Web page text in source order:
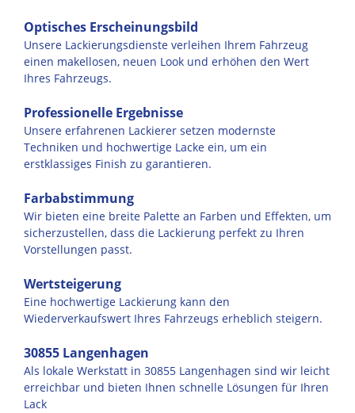
Optisches Erscheinungsbild
Unsere Lackierungsdienste verleihen Ihrem Fahrzeug
einen makellosen, neuen Look und erhöhen den Wert
Ihres Fahrzeugs.
Professionelle Ergebnisse
Unsere erfahrenen Lackierer setzen modernste
Techniken und hochwertige Lacke ein, um ein
erstklassiges Finish zu garantieren.
Farbabstimmung
Wir bieten eine breite Palette an Farben und Effekten, um
sicherzustellen, dass die Lackierung perfekt zu Ihren
Vorstellungen passt.
Wertsteigerung
Eine hochwertige Lackierung kann den
Wiederverkaufswert Ihres Fahrzeugs erheblich steigern.
30855 Langenhagen
Als lokale Werkstatt in 30855 Langenhagen sind wir leicht
erreichbar und bieten Ihnen schnelle Lösungen für Ihren
Lack